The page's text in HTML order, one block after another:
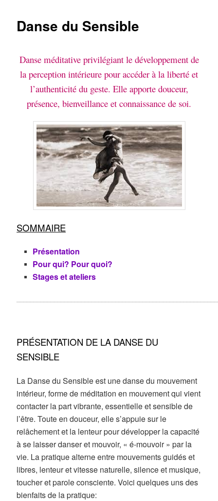
Danse du Sensible
Danse méditative privilégiant le développement de
la perception intérieure pour accéder à la liberté et
l’authenticité du geste. Elle apporte douceur,
présence, bienveillance et connaissance de soi.
SOMMAIRE
Présentation
Pour qui? Pour quoi?
Stages et ateliers
PRÉSENTATION DE LA DANSE DU
SENSIBLE
La Danse du Sensible est une danse du mouvement
intérieur, forme de méditation en mouvement qui vient
contacter la part vibrante, essentielle et sensible de
l’être. Toute en douceur, elle s’appuie sur le
relâchement et la lenteur pour développer la capacité
à se laisser danser et mouvoir, « é-mouvoir » par la
vie. La pratique alterne entre mouvements guidés et
libres, lenteur et vitesse naturelle, silence et musique,
toucher et parole consciente.Voici quelques uns des
bienfaits de la pratique: